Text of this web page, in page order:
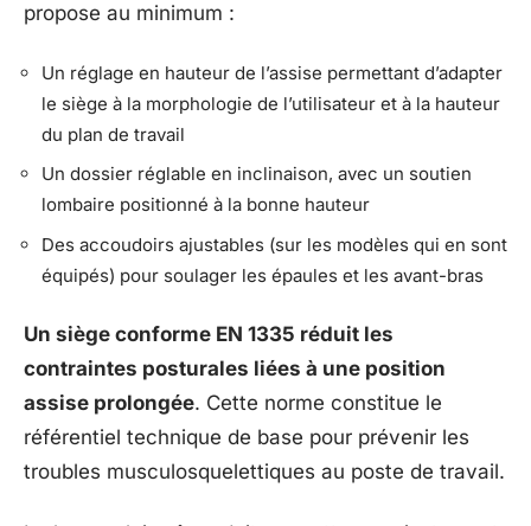
propose au minimum :
Un réglage en hauteur de l’assise permettant d’adapter
le siège à la morphologie de l’utilisateur et à la hauteur
du plan de travail
Un dossier réglable en inclinaison, avec un soutien
lombaire positionné à la bonne hauteur
Des accoudoirs ajustables (sur les modèles qui en sont
équipés) pour soulager les épaules et les avant-bras
Un siège conforme EN 1335 réduit les
contraintes posturales liées à une position
assise prolongée. Cette norme constitue le
référentiel technique de base pour prévenir les
troubles musculosquelettiques au poste de travail.